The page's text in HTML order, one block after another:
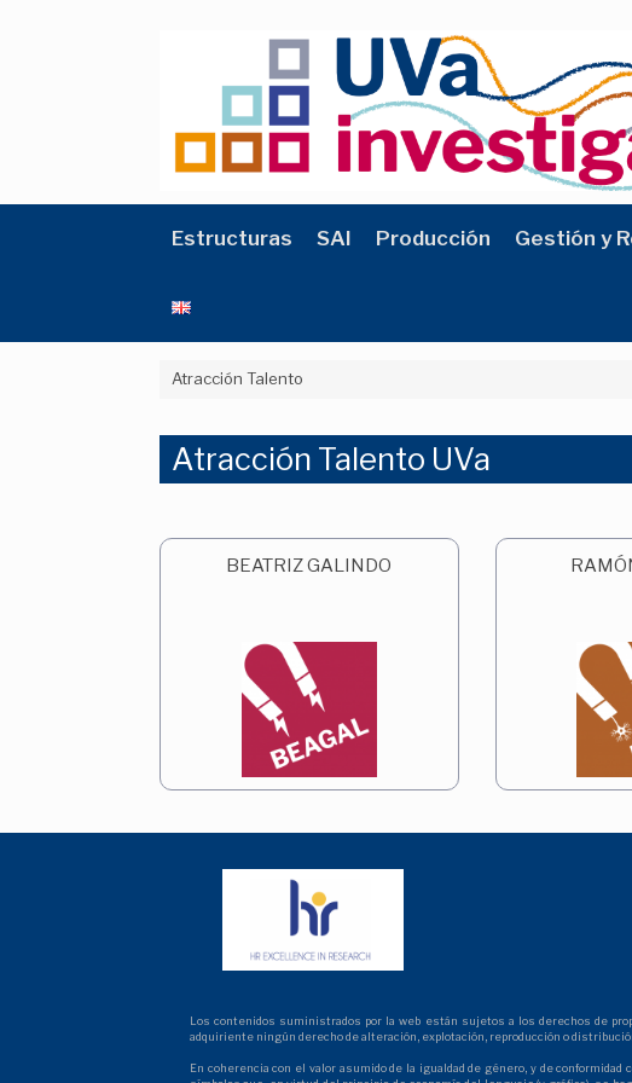
Estructuras SAI Producción Gestión y
Atracción Talento
Atracción Talento UVa
BEATRIZ GALINDO
Los contenidos suministrados por la web están sujetos a los derechos de
adquiriente ningún derecho de alteración, explotación, reproducción o
En coherencia con el valor asumido de la igualdad de género, y de